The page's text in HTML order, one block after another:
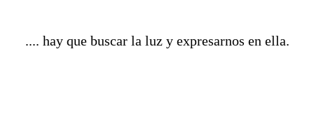
.... hay que buscar la luz y expresarnos en ella.